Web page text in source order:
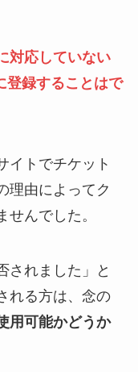
対応していない
登録することはで
イトでチケット
理由によってク
んでした。
されました」と
れる方は、念の
用可能かどうか